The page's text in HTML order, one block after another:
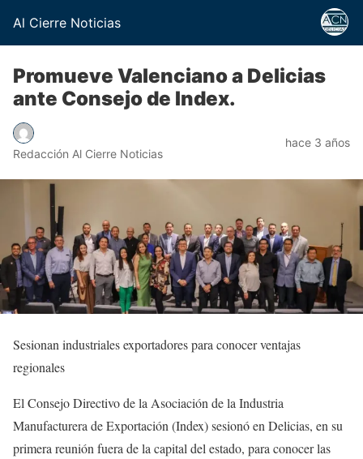
Al Cierre Noticias
Promueve Valenciano a Delicias
ante Consejo de Index.
Redacción Al Cierre Noticias
hace 3 años
Sesionan industriales exportadores para conocer ventajas
regionales
El Consejo Directivo de la Asociación de la Industria
Manufacturera de Exportación (Index) sesionó en Delicias, en su
primera reunión fuera de la capital del estado, para conocer las